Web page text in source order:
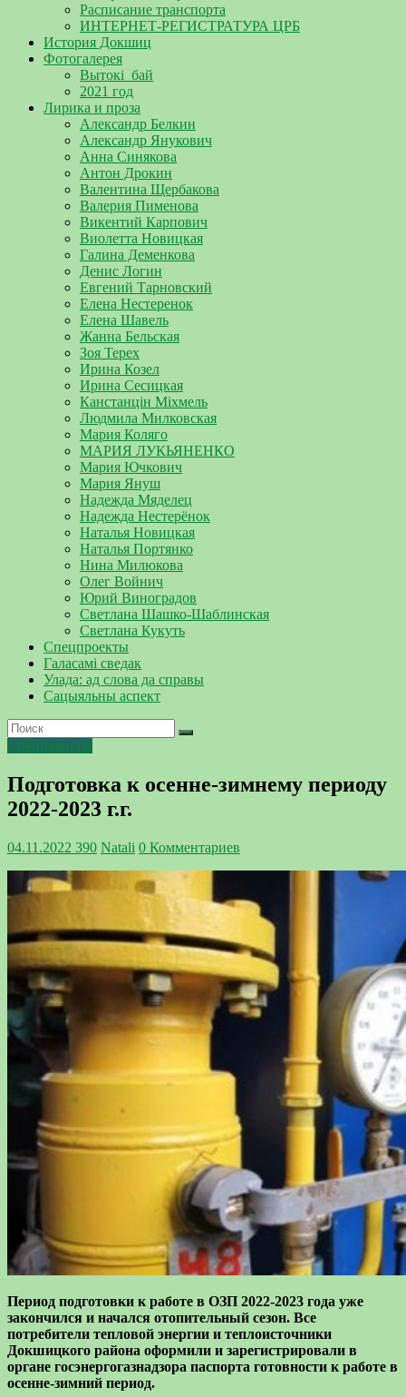
Расписание транспорта
ИНТЕРНЕТ-РЕГИСТРАТУРА ЦРБ
История Докшиц
Фотогалерея
Вытокі_бай
2021 год
Лирика и проза
Александр Белкин
Александр Янукович
Анна Синякова
Антон Дрокин
Валентина Щербакова
Валерия Пименова
Викентий Карпович
Виолетта Новицкая
Галина Деменкова
Денис Логин
Евгений Тарновский
Елена Нестеренок
Елена Шавель
Жанна Бельская
Зоя Терех
Ирина Козел
Ирина Сесицкая
Канстанцін Міхмель
Людмила Милковская
Мария Коляго
МАРИЯ ЛУКЬЯНЕНКО
Мария Ючкович
Мария Януш
Надежда Мяделец
Надежда Нестерёнок
Наталья Новицкая
Наталья Портянко
Нина Милюкова
Олег Войнич
Юрий Виноградов
Светлана Шашко-Шаблинская
Светлана Кукуть
Спецпроекты
Галасамі сведак
Улада: ад слова да справы
Сацыяльны аспект
Специалисты
Подготовка к осенне-зимнему периоду
2022-2023 г.г.
04.11.2022 390 Natali 0 Комментариев
Период подготовки к работе в ОЗП 2022-2023 года уже
закончился и начался отопительный сезон. Все
потребители тепловой энергии и теплоисточники
Докшицкого района оформили и зарегистрировали в
органе госэнергогазнадзора паспорта готовности к работе в
осенне-зимний период.